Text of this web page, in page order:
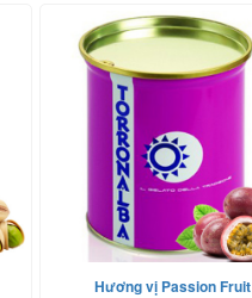
Hương vị Passion Fruit